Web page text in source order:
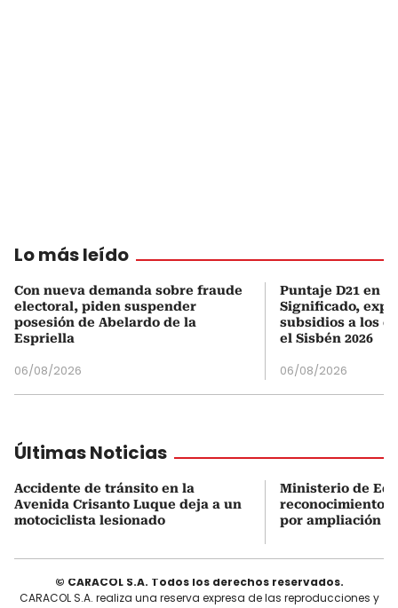
Lo más leído
Con nueva demanda sobre fraude
electoral, piden suspender
posesión de Abelardo de la
Espriella
06/08/2026
Puntaje D21 en
Significado,
subsidios a los
el Sisbén 2026
06/08/2026
Últimas Noticias
Accidente de tránsito en la
Avenida Crisanto Luque deja a un
motociclista lesionado
Ministerio de
reconocimiento
por ampliación
© CARACOL S.A. Todos los derechos reservados.
CARACOL S.A. realiza una reserva expresa de las reproducciones y